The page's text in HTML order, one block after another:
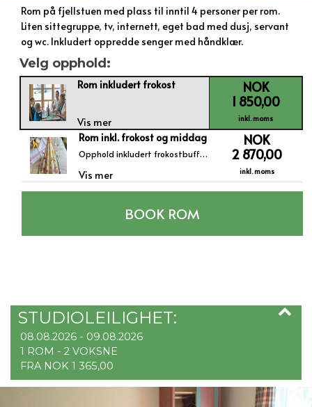
Rom på fjellstuen med plass til inntil 4 personer per rom.
Liten sittegruppe, tv, internett, eget bad med dusj, servant
og wc. Inkludert oppredde senger med håndklær.
Velg opphold:
Rom inkludert frokost
Vis mer
NOK
1 850,00
inkl. moms
Rom inkl. frokost og middag
Opphold inkludert frokostbuffet og dagens 3-retters middag.
Vis mer
NOK
2 870,00
inkl. moms
BOOK ROM
STUDIOLEILIGHET:
08.08.2026 - 09.08.2026
1 ROM - 2 VOKSNE
FRA NOK 1 365,00